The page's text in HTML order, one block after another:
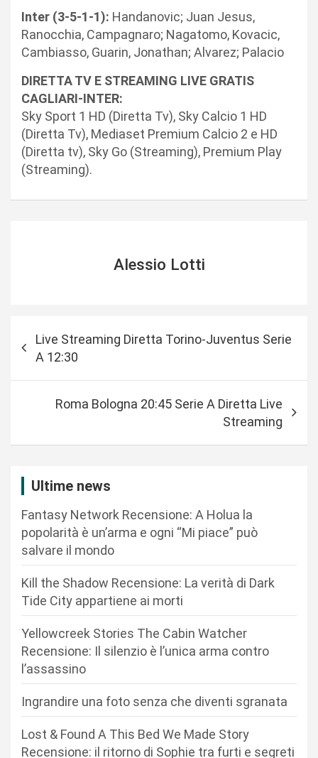
Inter (3-5-1-1): Handanovic; Juan Jesus,
Ranocchia, Campagnaro; Nagatomo, Kovacic,
Cambiasso, Guarin, Jonathan; Alvarez; Palacio
DIRETTA TV E STREAMING LIVE GRATIS
CAGLIARI-INTER:
Sky Sport 1 HD (Diretta Tv), Sky Calcio 1 HD
(Diretta Tv), Mediaset Premium Calcio 2 e HD
(Diretta tv), Sky Go (Streaming), Premium Play
(Streaming).
Alessio Lotti
a
Live Streaming Diretta Torino-Juventus Serie
A 12:30
Roma Bologna 20:45 Serie A Diretta Live
Streaming
Ultime news
Fantasy Network Recensione: A Holua la
popolarità è un’arma e ogni “Mi piace” può
salvare il mondo
Kill the Shadow Recensione: La verità di Dark
Tide City appartiene ai morti
Yellowcreek Stories The Cabin Watcher
Recensione: Il silenzio è l’unica arma contro
l’assassino
Ingrandire una foto senza che diventi sgranata
Lost & Found A This Bed We Made Story
Recensione: il ritorno di Sophie tra furti e segreti